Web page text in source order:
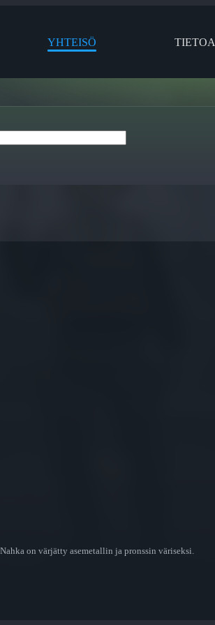
YHTEISÖ TIETOA
on värjätty asemetallin ja pronssin väriseksi.